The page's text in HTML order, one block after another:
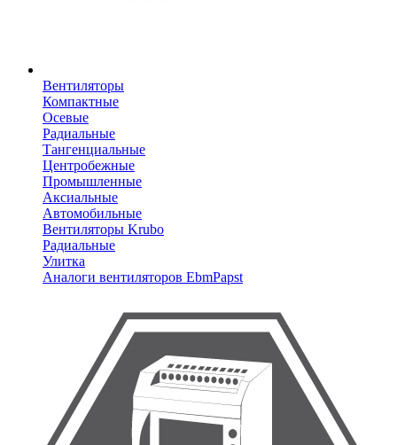
Вентиляторы
Компактные
Осевые
Радиальные
Тангенциальные
Центробежные
Промышленные
Аксиальные
Автомобильные
Вентиляторы Krubo
Радиальные
Улитка
Аналоги вентиляторов EbmPapst